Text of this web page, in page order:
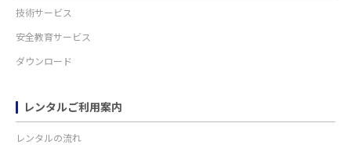
技術サービス
安全教育サービス
ダウンロード
レンタルご利用案内
レンタルの流れ